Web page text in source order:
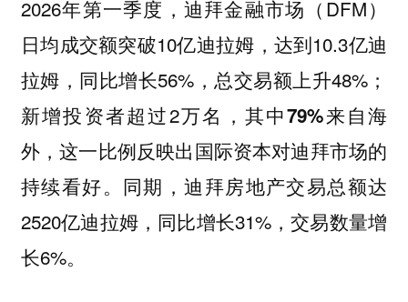
2026年第一季度，迪拜金融市场（DFM）
日均成交额突破10亿迪拉姆，达到10.3亿迪
拉姆，同比增长56%，总交易额上升48%；
新增投资者超过2万名，其中79%来自海
外 ，这一比例反映出国际资本对迪拜市场的
持续看好。同期，迪拜房地产交易总额达
2520亿迪拉姆，同比增长31%，交易数量增
长6%。